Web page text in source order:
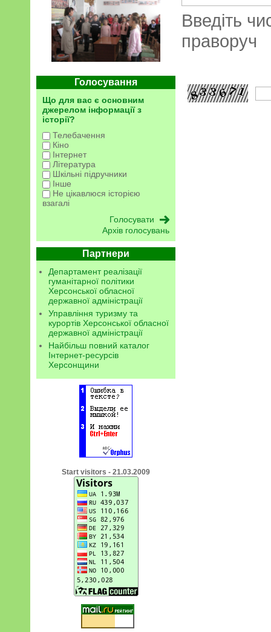
Голосування
Що для вас є основним
джерелом інформації з
історії?
Телебачення
Кіно
Інтернет
Література
Шкільні підручники
Інше
Не цікавлюся історією
взагалі
Архів голосувань
Партнери
Департамент реалізації
гуманітарної політики
Херсонської обласної
державної адміністрації
Управління туризму та
курортів Херсонської обласної
державної адміністрації
Найбільш повний каталог
Інтернет-ресурсів
Херсонщини
Start visitors - 21.03.2009
Введіть
праворуч